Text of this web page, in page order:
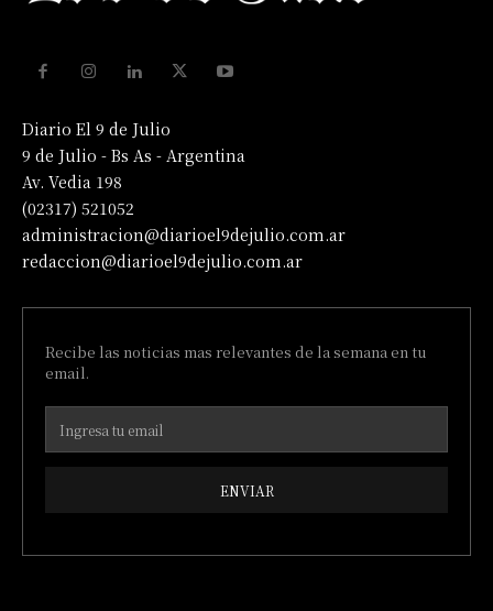
Diario El 9 de Julio
9 de Julio - Bs As - Argentina
Av. Vedia 198
(02317) 521052
administracion@diarioel9dejulio.com.ar
redaccion@diarioel9dejulio.com.ar
Recibe las noticias mas relevantes de la semana en tu
email.
ENVIAR